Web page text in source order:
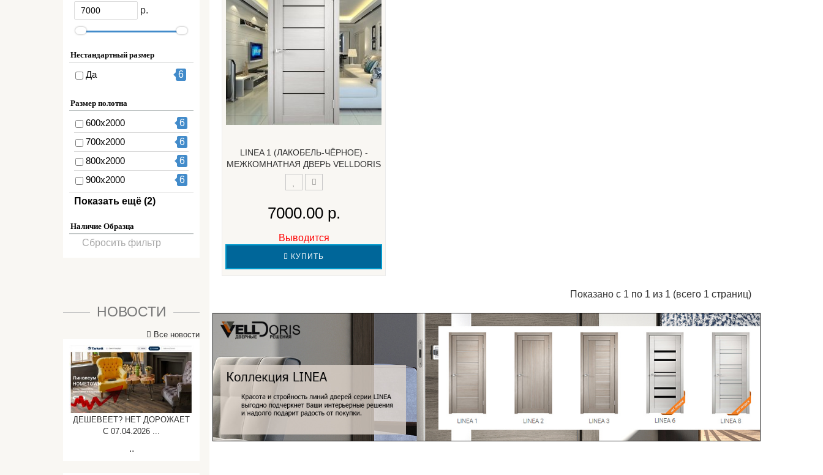
р.
Нестандартный размер
Да 6
Размер полотна
600х2000
6
700х2000
6
800х2000
6
900х2000
6
На заказ + от 10%
Показать ещё (2)
Наличие Образца
Сбросить фильтр
НОВОСТИ
Все новости
ДЕШЕВЕЕТ? НЕТ ДОРОЖАЕТ
C 07.04.2026 ...
..
LINEA 1 (ЛАКОБЕЛЬ-ЧЁРНОЕ) -
МЕЖКОМНАТНАЯ ДВЕРЬ VELLDORIS
7000.00 р.
Выводится
КУПИТЬ
Показано с 1 по 1 из 1 (всего 1 страниц)